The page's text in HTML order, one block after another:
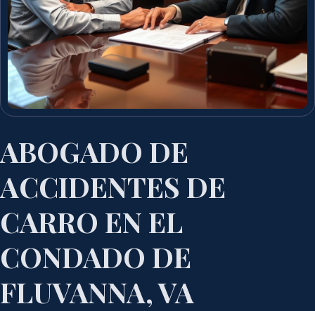
ABOGADO DE
ACCIDENTES DE
CARRO EN EL
CONDADO DE
FLUVANNA, VA